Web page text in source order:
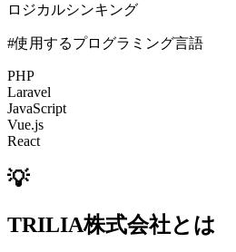
ロジカルシンキング
#使用するプログラミング言語
PHP
Laravel
JavaScript
Vue.js
React
💡
TRILIA株式会社とは